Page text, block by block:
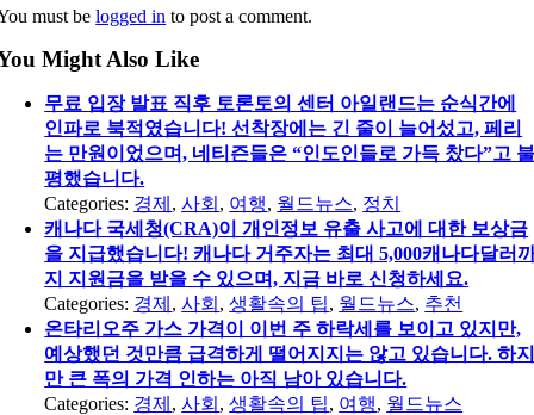
must belogged in to post a comment.
Might Also Like
무료 입장 발표 직후 토론토의 센터 아일랜드는 순식간에
인파로 북적였습니다! 선착장에는 긴 줄이 늘어섰고, 페리
는 만원이었으며, 네티즌들은 “인도인들로 가득 찼다”고
평했습니다.
Categories: 경제 ,사회 , 여행, 월드뉴스, 정치
캐나다 국세청(CRA)이 개인정보 유출 사고에 대한 보상금
을 지급했습니다! 캐나다 거주자는 최대 5,000캐나다달러
지 지원금을 받을 수 있으며, 지금 바로 신청하세요.
Categories: 경제 ,사회 ,생활속의 팁, 월드뉴스, 추천
온타리오주 가스 가격이 이번 주 하락세를 보이고 있지만,
예상했던 것만큼 급격하게 떨어지지는 않고 있습니다. 하
만 큰 폭의 가격 인하는 아직 남아 있습니다.
Categories: 경제 ,사회 ,생활속의 팁, 여행, 월드뉴스